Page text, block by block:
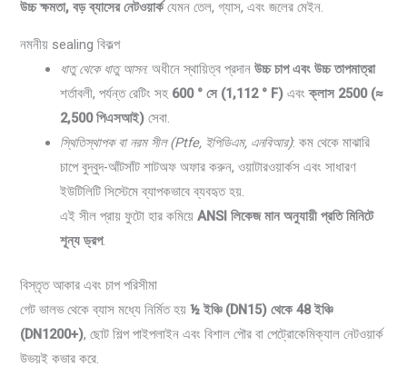
উচ্চ ক্ষমতা, বড় ব্যাসের নেটওয়ার্কযেমন তেল, গ্যাস, এবং জলের মেইন.
নমনীয় sealing বিকল্প
ধাতু থেকে ধাতু আসন: অধীনে স্থায়িত্ব প্রদানউচ্চ চাপ এবং উচ্চ তাপমাত্রা
শর্তাবলী, পর্যন্ত রেটিং সহ 600 ° সে (1,112 ° F) এবংক্লাস 2500 (≈
2,500 পিএসআই) সেবা.
স্থিতিস্থাপক বা নরম সীল (Ptfe, ইপিডিএম, এনবিআর): কম থেকে মাঝারি
চাপে বুদ্বুদ-আঁটসাঁট শাটঅফ অফার করুন, ওয়াটারওয়ার্কস এবং সাধারণ
ইউটিলিটি সিস্টেমে ব্যাপকভাবে ব্যবহৃত হয়.
এই সীল প্রায় ফুটো হার কমিয়েANSI লিকেজ মান অনুযায়ী প্রতি মিনিটে
শূন্য ড্রপ.
বিস্তৃত আকার এবং চাপ পরিসীমা
গেট ভালভ থেকে ব্যাস মধ্যে নির্মিত হয়½ ইঞ্চি (DN15) থেকে 48 ইঞ্চি
(DN1200+), ছোট শিল্প পাইপলাইন এবং বিশাল পৌর বা পেট্রোকেমিক্যাল নেটওয়ার্ক
উভয়ই কভার করে.